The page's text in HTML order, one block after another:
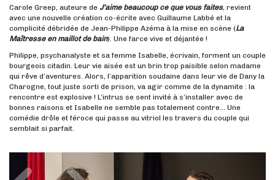
Carole Greep, auteure de J’aime beaucoup ce que vous faites, revient
avec une nouvelle création co-écrite avec Guillaume Labbé et la
complicité débridée de Jean-Philippe Azéma à la mise en scène (La
Maîtresse en maillot de bain). Une farce vive et déjantée !
Philippe, psychanalyste et sa femme Isabelle, écrivain, forment un couple
bourgeois citadin. Leur vie aisée est un brin trop paisible selon madame
qui rêve d’aventures. Alors, l’apparition soudaine dans leur vie de Dany la
Charogne, tout juste sorti de prison, va agir comme de la dynamite : la
rencontre est explosive ! L’intrus se sent invité à s’installer avec de
bonnes raisons et Isabelle ne semble pas totalement contre… Une
comédie drôle et féroce qui passe au vitriol les travers du couple qui
semblait si parfait.
Précédent